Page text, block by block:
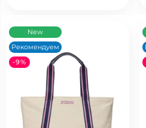
New
Рекомендуем
-9%